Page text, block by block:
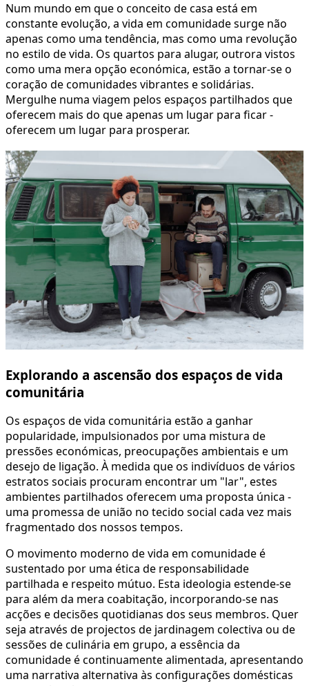
Num mundo em que o conceito de casa está em
constante evolução, a vida em comunidade surge não
apenas como uma tendência, mas como uma revolução
no estilo de vida. Os quartos para alugar, outrora vistos
como uma mera opção económica, estão a tornar-se o
coração de comunidades vibrantes e solidárias.
Mergulhe numa viagem pelos espaços partilhados que
oferecem mais do que apenas um lugar para ficar -
oferecem um lugar para prosperar.
Explorando a ascensão dos espaços de vida
comunitária
Os espaços de vida comunitária estão a ganhar
popularidade, impulsionados por uma mistura de
pressões económicas, preocupações ambientais e um
desejo de ligação. À medida que os indivíduos de vários
estratos sociais procuram encontrar um "lar", estes
ambientes partilhados oferecem uma proposta única -
uma promessa de união no tecido social cada vez mais
fragmentado dos nossos tempos.
O movimento moderno de vida em comunidade é
sustentado por uma ética de responsabilidade
partilhada e respeito mútuo. Esta ideologia estende-se
para além da mera coabitação, incorporando-se nas
acções e decisões quotidianas dos seus membros. Quer
seja através de projectos de jardinagem colectiva ou de
sessões de culinária em grupo, a essência da
comunidade é continuamente alimentada, apresentando
uma narrativa alternativa às configurações domésticas